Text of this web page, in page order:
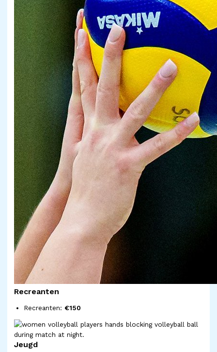
Recreanten
Recreanten: €150
Jeugd